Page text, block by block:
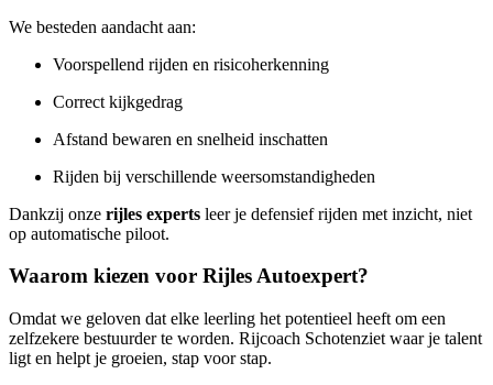
We besteden aandacht aan:
Voorspellend rijden en risicoherkenning
Correct kijkgedrag
Afstand bewaren en snelheid inschatten
Rijden bij verschillende weersomstandigheden
Dankzij onze rijles experts leer je defensief rijden met inzicht, niet
op automatische piloot.
Waarom kiezen voor Rijles Autoexpert?
Omdat we geloven dat elke leerling het potentieel heeft om een
zelfzekere bestuurder te worden. Rijcoach Schotenziet waar je talent
ligt en helpt je groeien, stap voor stap.